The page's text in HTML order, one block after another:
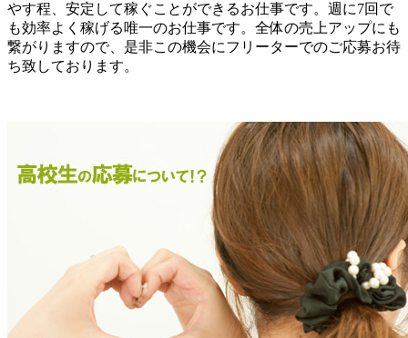
やす程、安定して稼ぐことができるお仕事です。週に7回で
も効率よく稼げる唯一のお仕事です。全体の売上アップにも
繋がりますので、是非この機会にフリーターでのご応募お待
ち致しております。